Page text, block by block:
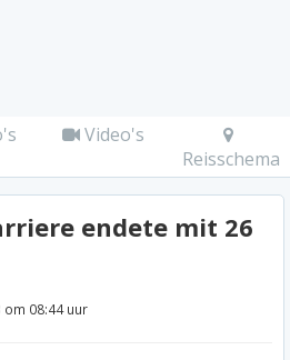
Video's
Reisschema
endete mit 26
08:44 uur